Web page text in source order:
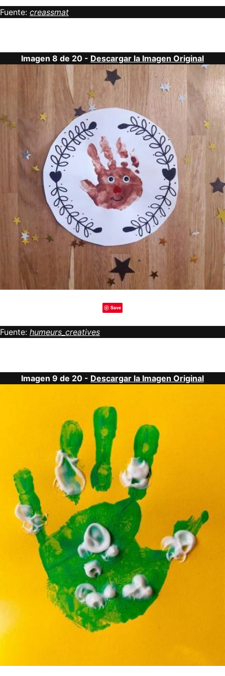
Fuente: creassmat
Imagen 8 de 20 - Descargar la Imagen Original
Save
Fuente: humeurs_creatives
Imagen 9 de 20 - Descargar la Imagen Original